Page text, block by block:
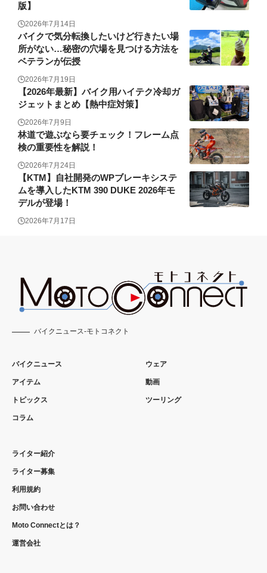
版】
2026年7月14日
バイクで気分転換したいけど行きたい場
所がない…秘密の穴場を見つける方法を
ベテランが伝授
2026年7月19日
【2026年最新】バイク用ハイテク冷却ガ
ジェットまとめ【熱中症対策】
2026年7月9日
林道で遊ぶなら要チェック！フレーム点
検の重要性を解説！
2026年7月24日
【KTM】自社開発のWPブレーキシステ
ムを導入したKTM 390 DUKE 2026年モ
デルが登場！
2026年7月17日
バイクニュース-モトコネクト
バイクニュース
アイテム
トピックス
コラム
ウェア
動画
ツーリング
ライター紹介
ライター募集
利用規約
お問い合わせ
Moto Connectとは？
運営会社